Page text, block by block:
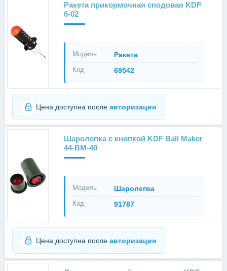
Ракета прикормочная сподовая KDF
6-02
Модель Ракета
Код 69542
Цена доступна после авторизации
Шаролепка с кнопкой KDF Ball Maker
44-BM-40
Модель Шаролепка
Код 91787
Цена доступна после авторизации